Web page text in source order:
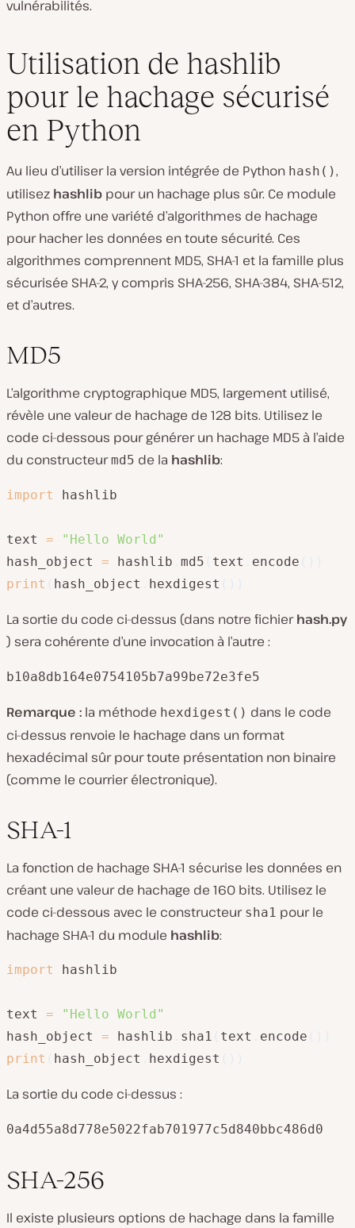
vulnérabilités.
Utilisation de hashlib
pour le hachage sécurisé
en Python
Au lieu d’utiliser la version intégrée de Python hash(),
utilisez hashlib pour un hachage plus sûr. Ce module
Python offre une variété d’algorithmes de hachage
pour hacher les données en toute sécurité. Ces
algorithmes comprennent MD5, SHA-1 et la famille plus
sécurisée SHA-2, y compris SHA-256, SHA-384, SHA-512,
et d’autres.
MD5
L’algorithme cryptographique MD5, largement utilisé,
révèle une valeur de hachage de 128 bits. Utilisez le
code ci-dessous pour générer un hachage MD5 à l’aide
du constructeurmd5 de la hashlib:
import hashlib
text =
"Hello World"
hash_object = hashlib md5 text encode
print
hash_object hexdigest
La sortie du code ci-dessus (dans notre fichierhash.py
) sera cohérente d’une invocation à l’autre :
b10a8db164e0754105b7a99be72e3fe5
Remarque : la méthode hexdigest() dans le code
ci-dessus renvoie le hachage dans un format
hexadécimal sûr pour toute présentation non binaire
(comme le courrier électronique).
SHA-1
La fonction de hachage SHA-1 sécurise les données en
créant une valeur de hachage de 160 bits. Utilisez le
code ci-dessous avec le constructeur sha1 pour le
hachage SHA-1 du module hashlib:
import hashlib
text =
"Hello World"
hash_object = hashlib sha1 text encode
print
hash_object hexdigest
La sortie du code ci-dessus :
0a4d55a8d778e5022fab701977c5d840bbc486d0
SHA-256
Il existe plusieurs options de hachage dans la famille